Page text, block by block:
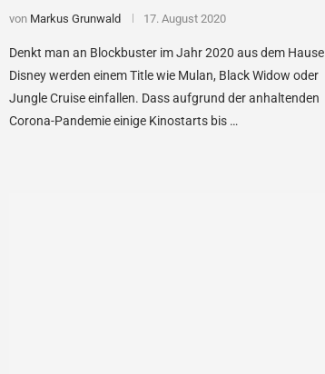
von Markus Grunwald 17. August 2020
Denkt man an Blockbuster im Jahr 2020 aus dem Hause
Disney werden einem Title wie Mulan, Black Widow oder
Jungle Cruise einfallen. Dass aufgrund der anhaltenden
Corona-Pandemie einige Kinostarts bis …